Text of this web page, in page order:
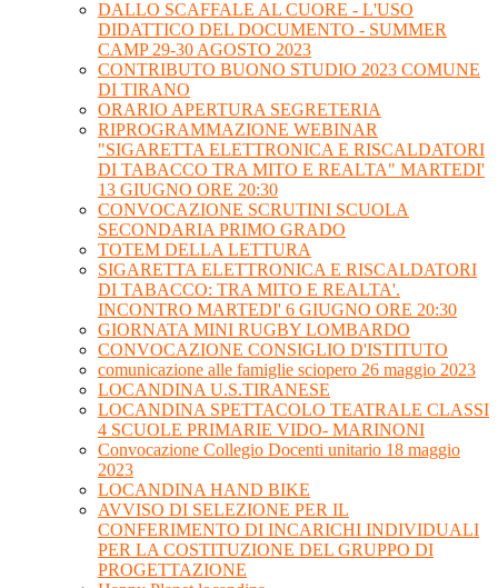
DALLO SCAFFALE AL CUORE - L'USO
DIDATTICO DEL DOCUMENTO - SUMMER
CAMP 29-30 AGOSTO 2023
CONTRIBUTO BUONO STUDIO 2023 COMUNE
DI TIRANO
ORARIO APERTURA SEGRETERIA
RIPROGRAMMAZIONE WEBINAR
"SIGARETTA ELETTRONICA E RISCALDATORI
DI TABACCO TRA MITO E REALTA" MARTEDI'
13 GIUGNO ORE 20:30
CONVOCAZIONE SCRUTINI SCUOLA
SECONDARIA PRIMO GRADO
TOTEM DELLA LETTURA
SIGARETTA ELETTRONICA E RISCALDATORI
DI TABACCO: TRA MITO E REALTA'.
INCONTRO MARTEDI' 6 GIUGNO ORE 20:30
GIORNATA MINI RUGBY LOMBARDO
CONVOCAZIONE CONSIGLIO D'ISTITUTO
comunicazione alle famiglie sciopero 26 maggio 2023
LOCANDINA U.S.TIRANESE
LOCANDINA SPETTACOLO TEATRALE CLASSI
4 SCUOLE PRIMARIE VIDO- MARINONI
Convocazione Collegio Docenti unitario 18 maggio
2023
LOCANDINA HAND BIKE
AVVISO DI SELEZIONE PER IL
CONFERIMENTO DI INCARICHI INDIVIDUALI
PER LA COSTITUZIONE DEL GRUPPO DI
PROGETTAZIONE